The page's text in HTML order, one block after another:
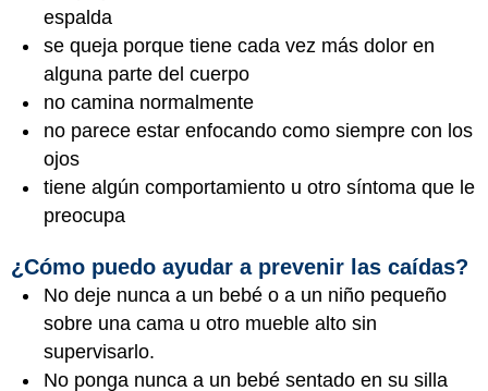
espalda
se queja porque tiene cada vez más dolor en
alguna parte del cuerpo
no camina normalmente
no parece estar enfocando como siempre con los
ojos
tiene algún comportamiento u otro síntoma que le
preocupa
¿Cómo puedo ayudar a prevenir las caídas?
No deje nunca a un bebé o a un niño pequeño
sobre una cama u otro mueble alto sin
supervisarlo.
No ponga nunca a un bebé sentado en su silla